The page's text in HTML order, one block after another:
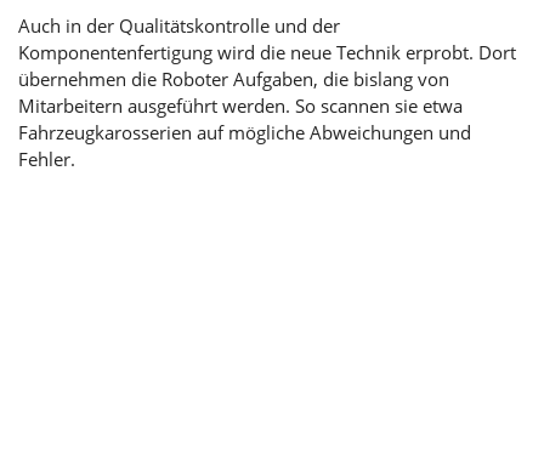
Auch in der Qualitätskontrolle und der
Komponentenfertigung wird die neue Technik erprobt. Dort
übernehmen die Roboter Aufgaben, die bislang von
Mitarbeitern ausgeführt werden. So scannen sie etwa
Fahrzeugkarosserien auf mögliche Abweichungen und
Fehler.